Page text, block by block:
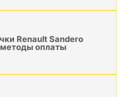
Renault Sandero
оплаты